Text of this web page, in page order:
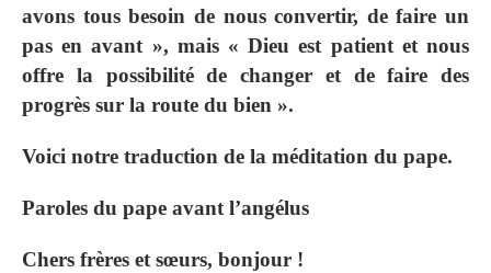
avons tous besoin de nous convertir, de faire un
pas en avant », mais « Dieu est patient et nous
offre la possibilité de changer et de faire des
progrès sur la route du bien ».
Voici notre traduction de la méditation du pape.
Paroles du pape avant l’angélus
Chers frères et sœurs, bonjour !